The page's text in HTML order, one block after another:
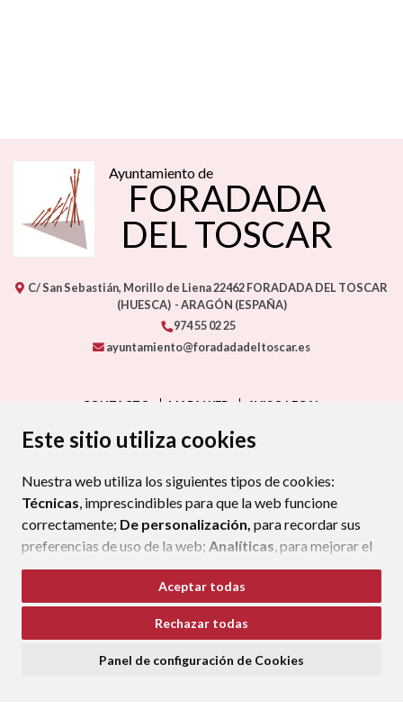
Este sitio utiliza cookies
Nuestra web utiliza los siguientes tipos de cookies:
Técnicas, imprescindibles para que la web funcione
correctamente; De personalización, para recordar sus
preferencias de uso de la web; Analíticas, para mejorar el
funcionamiento de la web y sus servicios.
Si acepta pulsando el botón“Aceptar todas”
consideramos que acepta su uso. Si pulsa el botón
ninguna acción, se guardarán las cookies técnicas
Aceptar todas
Rechazar todas
Panel de configuración de Cookies
Ayuntamiento de
FORADADA
DEL TOSCAR
C/ San Sebastián, Morillo de Liena22462FORADADA DEL TOSCAR
(HUESCA) - ARAGÓN (ESPAÑA)
974 55 02 25
ayuntamiento@foradadadeltoscar.es
CONTACTO MAPA WEB
AVISO LEGAL
PROTECCIÓN DE DATOS
POLÍTICA DE COOKIES